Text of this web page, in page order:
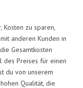
zu sparen,
anderen Kunden in
Gesamtkosten
des Preises für einen
du von unserem
Qualität, die